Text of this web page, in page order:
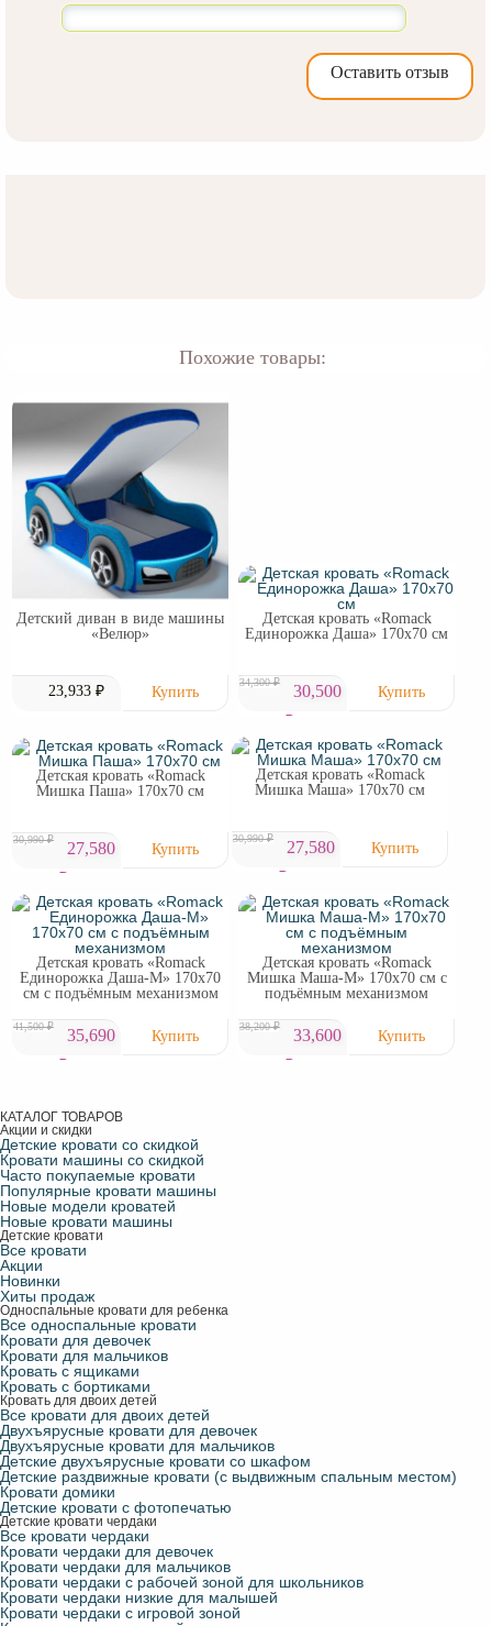
Оставить отзыв
Похожие товары:
Детский диван в виде машины
«Велюр»
23,933 ₽
Детская кровать «Romack
Единорожка Даша» 170х70 см
34,300 ₽
30,500
₽
Детская кровать «Romack
Мишка Паша» 170х70 см
30,990 ₽
27,580
₽
Детская кровать «Romack
Мишка Маша» 170х70 см
30,990 ₽
27,580
₽
Детская кровать «Romack
Единорожка Даша-М» 170х70
см с подъёмным механизмом
41,500 ₽
35,690
₽
Детская кровать «Romack
Мишка Маша-М» 170х70 см с
подъёмным механизмом
38,200 ₽
33,600
₽
КАТАЛОГ ТОВАРОВ
Акции и скидки
Детские кровати со скидкой
Кровати машины со скидкой
Часто покупаемые кровати
Популярные кровати машины
Новые модели кроватей
Новые кровати машины
Детские кровати
Все кровати
Акции
Новинки
Хиты продаж
Односпальные кровати для ребенка
Все односпальные кровати
Кровати для девочек
Кровати для мальчиков
Кровать с ящиками
Кровать с бортиками
Кровать для двоих детей
Все кровати для двоих детей
Двухъярусные кровати для девочек
Двухъярусные кровати для мальчиков
Детские двухъярусные кровати со шкафом
Детские раздвижные кровати (с выдвижным спальным местом)
Кровати домики
Детские кровати с фотопечатью
Детские кровати чердаки
Все кровати чердаки
Кровати чердаки для девочек
Кровати чердаки для мальчиков
Кровати чердаки с рабочей зоной для школьников
Кровати чердаки низкие для малышей
Кровати чердаки с игровой зоной